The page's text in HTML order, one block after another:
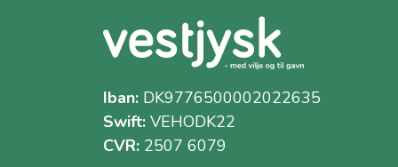
Iban:DK9776500002022635
Swift:VEHODK22
CVR:2507 6079